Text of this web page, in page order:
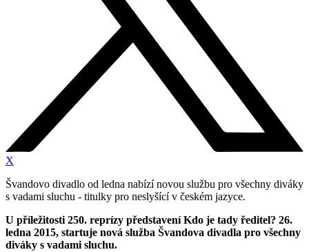
X
Švandovo divadlo od ledna nabízí novou službu pro všechny diváky
s vadami sluchu - titulky pro neslyšící v českém jazyce.
U příležitosti 250. reprízy představení Kdo je tady ředitel? 26.
ledna 2015, startuje nová služba Švandova divadla pro všechny
diváky s vadami sluchu.